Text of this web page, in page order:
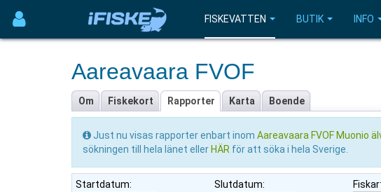
FISKEVATTEN BUTIK INFO
Aareavaara FVOF
Om Fiskekort Rapporter Karta Boende
Just nu visas rapporter enbart inom Aareavaara FVOF Muonio
sökningen till hela länet eller HÄR för att söka i hela Sverige.
Startdatum: Slutdatum: